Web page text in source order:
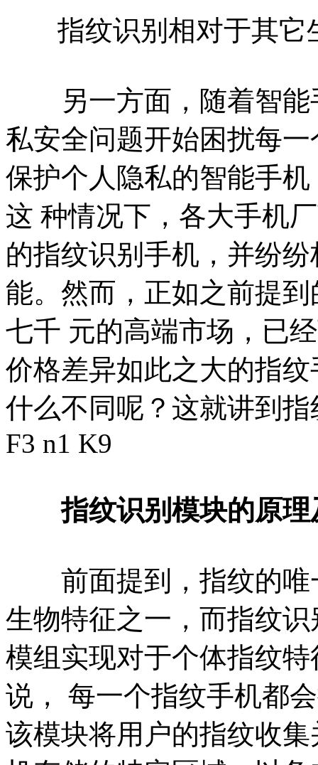
指纹识别相对于其
另一方面，随着智能
私安全问题开始困扰每
保护个人隐私的智能手
这 种情况下，各大手机
的指纹识别手机，并纷
能。然而，正如之前提
七千 元的高端市场，已
价格差异如此之大的指
什么不同呢？这就讲到
F3 n1 K9
指纹识别模块的原理
前面提到，指纹的唯
生物特征之一，而指纹
模组实现对于个体指纹
说， 每一个指纹手机都
该模块将用户的指纹收